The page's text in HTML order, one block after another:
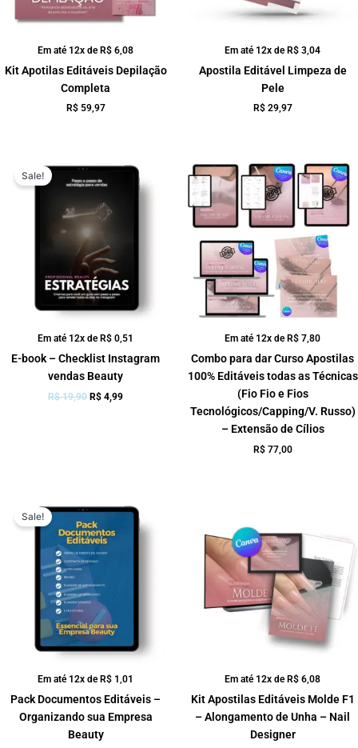
Em até 12x deR$ 6,08
Kit Apotilas Editáveis Depilação
Completa
R$59,97
Em até 12x deR$ 3,04
Apostila Editável Limpeza de
Pele
R$29,97
Em até 12x deR$ 0,51
Sale!
E-book – Checklist Instagram
vendas Beauty
R$19,90
preço
original
R$ 19,90.
R$ 4,99
preço
atual
Em até 12x deR$ 7,80
Combo para dar Curso Apostilas
100% Editáveis todas as Técnicas
(Fio Fio e Fios
Tecnológicos/Capping/V. Russo)
– Extensão de Cílios
R$77,00
Em até 12x deR$ 1,01
Sale!
Pack Documentos Editáveis –
Organizando sua Empresa
Beauty
preço
original
era:
R$ 29,90.
preço
atual
Em até 12x deR$ 6,08
Kit Apostilas Editáveis Molde F1
– Alongamento de Unha – Nail
Designer